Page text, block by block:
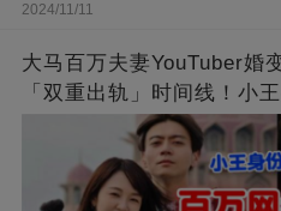
2024/11/11
大马百万夫妻YouTuber婚
「双重出轨」时间线！小